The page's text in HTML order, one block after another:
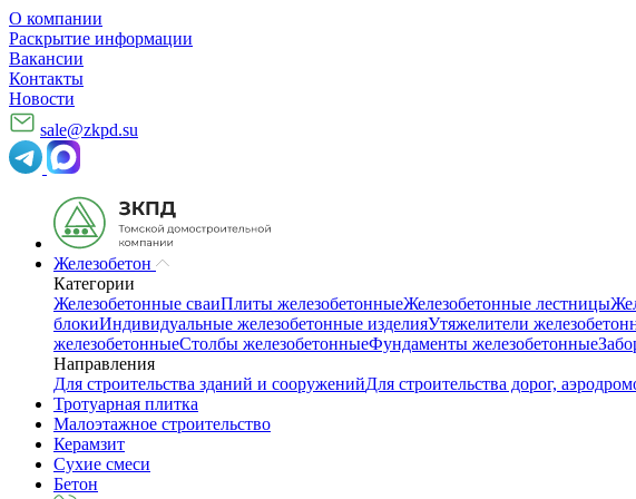
О компании
Раскрытие информации
Вакансии
Контакты
Новости
sale@zkpd.su
Железобетон
Категории
Железобетонные сваиПлиты железобетонныеЖелезобетонные лестницы
блокиИндивидуальные железобетонные изделияУтяжелители
железобетонныеСтолбы железобетонныеФундаменты железобетонные
Направления
Для строительства зданий и сооруженийДля строительства дорог,
Тротуарная плитка
Малоэтажное строительство
Керамзит
Сухие смеси
Бетон